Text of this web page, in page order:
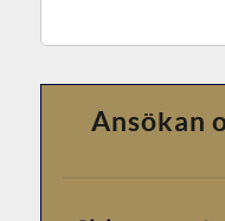
Ansökan